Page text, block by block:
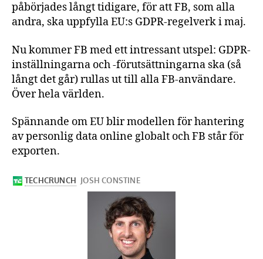
påbörjades långt tidigare, för att FB, som alla
andra, ska uppfylla EU:s GDPR-regelverk i maj.
Nu kommer FB med ett intressant utspel: GDPR-
inställningarna och -förutsättningarna ska (så
långt det går) rullas ut till alla FB-användare.
Över hela världen.
Spännande om EU blir modellen för hantering
av personlig data online globalt och FB står för
exporten.